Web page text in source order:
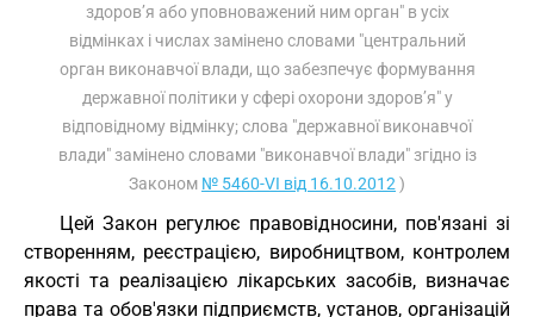
здоров’я або уповноважений ним орган" в усіх
відмінках і числах замінено словами "центральний
орган виконавчої влади, що забезпечує формування
державної політики у сфері охорони здоров’я" у
відповідному відмінку; слова "державної виконавчої
влади" замінено словами "виконавчої влади" згідно із
Законом № 5460-VI від 16.10.2012 )
Цей Закон регулює правовідносини, пов'язані зі
створенням, реєстрацією, виробництвом, контролем
якості та реалізацією лікарських засобів, визначає
права та обов'язки підприємств, установ, організацій